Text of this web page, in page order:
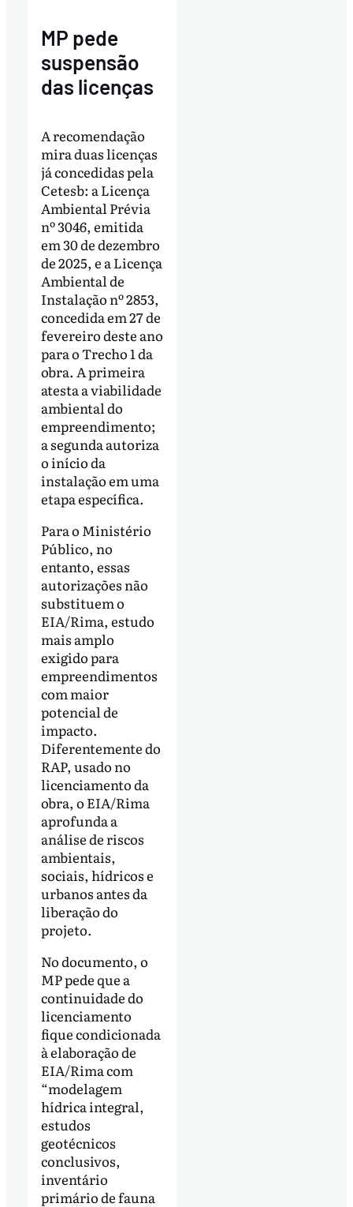
MP pede
suspensão
das licenças
A recomendação
mira duas licenças
já concedidas pela
Cetesb: a Licença
Ambiental Prévia
nº 3046, emitida
em 30 de dezembro
de 2025, e a Licença
Ambiental de
Instalação nº 2853,
concedida em 27 de
fevereiro deste ano
para o Trecho 1 da
obra. A primeira
atesta a viabilidade
ambiental do
empreendimento;
a segunda autoriza
o início da
instalação em uma
etapa específica.
Para o Ministério
Público, no
entanto, essas
autorizações não
substituem o
EIA/Rima, estudo
mais amplo
exigido para
empreendimentos
com maior
potencial de
impacto.
Diferentemente do
RAP, usado no
licenciamento da
obra, o EIA/Rima
aprofunda a
análise de riscos
ambientais,
sociais, hídricos e
urbanos antes da
liberação do
projeto.
No documento, o
MP pede que a
continuidade do
licenciamento
fique condicionada
à elaboração de
EIA/Rima com
“modelagem
hídrica integral,
estudos
geotécnicos
conclusivos,
inventário
primário de fauna